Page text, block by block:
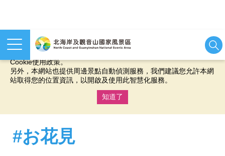
本網站使用cookies等相關技術以持續優化網站服務，並有助於為
您提供更佳的體驗，當您繼續使用本網站即表示您同意我們的
Cookie使用政策。
另外，本網站也提供周邊景點自動偵測服務，我們建議您允許本網
站取得您的位置資訊，以開啟及使用此智慧化服務。
知道了
#お花見